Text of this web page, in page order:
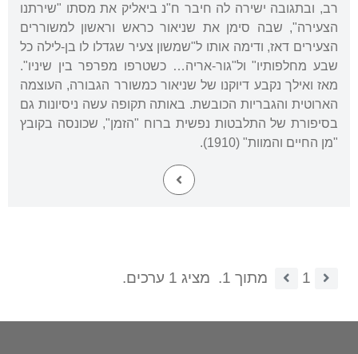
רב, ובתגובה ישירה לה חיבר ח"נ ביאליק את מסתו "שירתנו
הצעירה", שבה סימן את שניאור כראש וראשון למשוררים
הצעירים דאז, ודימה אותו ל"שמשון צעיר שגדלו לו בן-לילה כל
שבע מחלפותיו" ול"גור-אריה… כשטרפו מפרפר בין שיניו".
מאז ואילך נקבע דיוקנו של שניאור כמשורר הגבורה, העוצמה
הארוטית והגבריות הכובשת. באותה תקופה עשה ניסיונות גם
בסיפורת של התלבטות נפשית ברוח "הזמן", שכונסה בקובץ
"מן החיים והמוות" (1910).
1 מתוך 1. מציג 1 ערכים.